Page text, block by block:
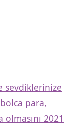
sevdiklerinize
para,
2021